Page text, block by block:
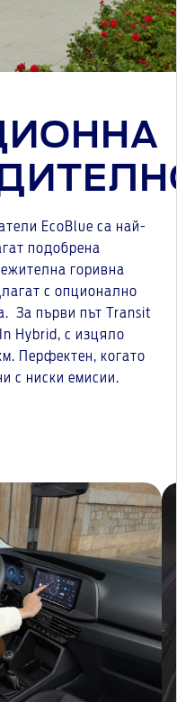
EcoBlue са най-
подобрена
горивна
с опционално
За първи път Transit
Hybrid, с изцяло
Перфектен, когато
с ниски емисии.